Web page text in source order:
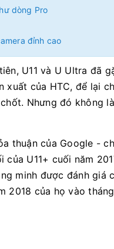
dòng Pro
đỉnh cao
U11 và U Ultra đã
xuất của HTC, để lại
Nhưng đó không
thuận của Google -
U11+ cuối năm
minh được đánh giá
2018 của họ vào